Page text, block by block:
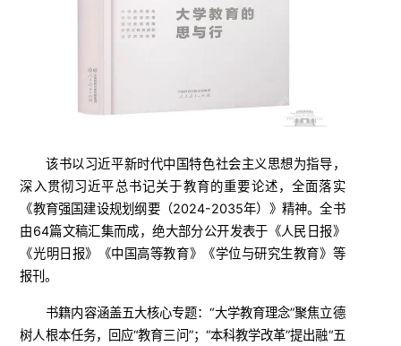
该书以习近平新时代中国特色社会主义思想为指导，
深入贯彻习近平总书记关于教育的重要论述，全面落实
《教育强国建设规划纲要（2024-2035年）》精神。全书
由64篇文稿汇集而成，绝大部分公开发表于《人民日报》
《光明日报》《中国高等教育》《学位与研究生教育》等
报刊。
书籍内容涵盖五大核心专题：“大学教育理念”聚焦立德
树人根本任务，回应“教育三问”；“本科教学改革”提出融“五